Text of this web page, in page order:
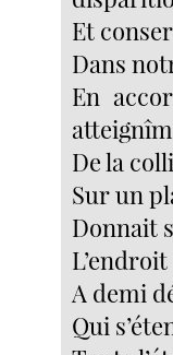
Et
Dans
En
De la
Sur un
Donnait
A demi
Qui